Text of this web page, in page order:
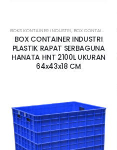
BOKS KONTAINER INDUSTRI, BOX CONTAINER RAPAT
BOX CONTAINER INDUSTRI
PLASTIK RAPAT SERBAGUNA
HANATA HNT 2100L UKURAN
64x43x18 CM